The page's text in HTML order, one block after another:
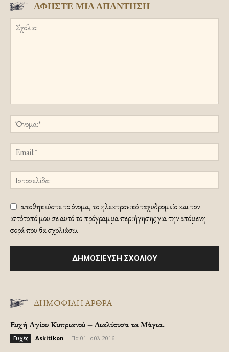
ΑΦΗΣΤΕ ΜΙΑ ΑΠΑΝΤΗΣΗ
αποθηκεύστε το όνομα, το ηλεκτρονικό ταχυδρομείο και τον
ιστότοπό μου σε αυτό το πρόγραμμα περιήγησης για την επόμενη
φορά που θα σχολιάσω.
ΔΗΜΟΦΙΛΗ ΑΡΘΡΑ
Ευχή Αγίου Κυπριανού – Διαλύουσα τα Μάγια.
Ευχές Askitikon Πα 01-Ιούλ-2016